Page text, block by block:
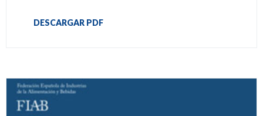
DESCARGAR PDF